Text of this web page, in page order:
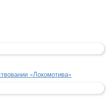
«Локомотива»